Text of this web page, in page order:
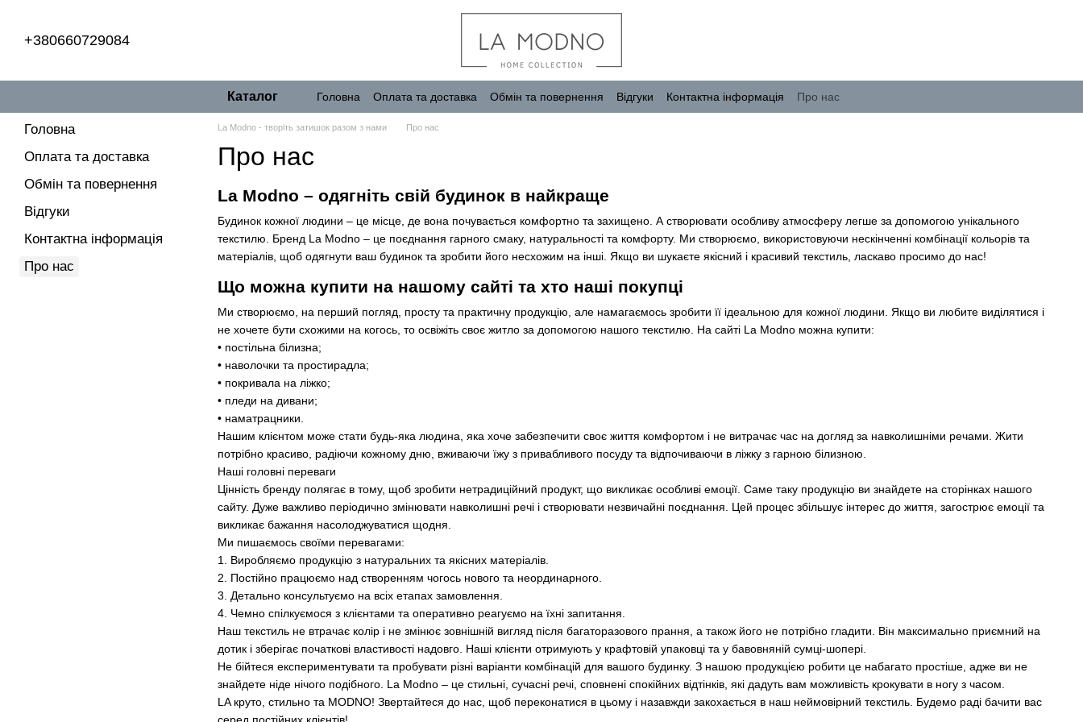
+380660729084
Каталог Головна Оплата та доставка Обмін та повернення Відгуки Контактна інформація Про нас
La Modno - творіть затишок разом з нами Про нас
Про нас
La Modno – одягніть свій будинок в найкраще
Будинок кожної людини – це місце, де вона почувається комфортно та захищено. А створювати особливу атмосферу легше за допомогою унікального
текстилю. Бренд La Modno – це поєднання гарного смаку, натуральності та комфорту. Ми створюємо, використовуючи нескінченні комбінації кольорів та
матеріалів, щоб одягнути ваш будинок та зробити його несхожим на інші. Якщо ви шукаєте якісний і красивий текстиль, ласкаво просимо до нас!
Що можна купити на нашому сайті та хто наші покупці
Ми створюємо, на перший погляд, просту та практичну продукцію, але намагаємось зробити її ідеальною для кожної людини. Якщо ви любите виділятися і
не хочете бути схожими на когось, то освіжіть своє житло за допомогою нашого текстилю. На сайті La Modno можна купити:
• постільна білизна;
• наволочки та простирадла;
• покривала на ліжко;
• пледи на дивани;
• наматрацники.
Нашим клієнтом може стати будь-яка людина, яка хоче забезпечити своє життя комфортом і не витрачає час на догляд за навколишніми речами. Жити
потрібно красиво, радіючи кожному дню, вживаючи їжу з привабливого посуду та відпочиваючи в ліжку з гарною білизною.
Наші головні переваги
Цінність бренду полягає в тому, щоб зробити нетрадиційний продукт, що викликає особливі емоції. Саме таку продукцію ви знайдете на сторінках нашого
сайту. Дуже важливо періодично змінювати навколишні речі і створювати незвичайні поєднання. Цей процес збільшує інтерес до життя, загострює емоції та
викликає бажання насолоджуватися щодня.
Ми пишаємось своїми перевагами:
1. Виробляємо продукцію з натуральних та якісних матеріалів.
2. Постійно працюємо над створенням чогось нового та неординарного.
3. Детально консультуємо на всіх етапах замовлення.
4. Чемно спілкуємося з клієнтами та оперативно реагуємо на їхні запитання.
Наш текстиль не втрачає колір і не змінює зовнішній вигляд після багаторазового прання, а також його не потрібно гладити. Він максимально приємний на
дотик і зберігає початкові властивості надовго. Наші клієнти отримують у крафтовій упаковці та у бавовняній сумці-шопері.
Не бійтеся експериментувати та пробувати різні варіанти комбінацій для вашого будинку. З нашою продукцією робити це набагато простіше, адже ви не
знайдете ніде нічого подібного. La Modno – це стильні, сучасні речі, сповнені спокійних відтінків, які дадуть вам можливість крокувати в ногу з часом.
LA круто, стильно та MODNO! Звертайтеся до нас, щоб переконатися в цьому і назавжди закохається в наш неймовірний текстиль. Будемо раді бачити вас
Головна
Оплата та доставка
Обмін та повернення
Відгуки
Контактна інформація
Про нас